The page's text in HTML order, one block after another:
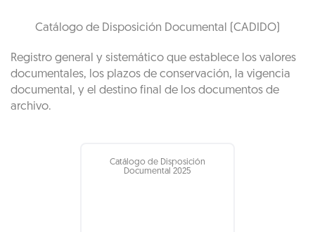
Catálogo de Disposición Documental (CADIDO)
Registro general y sistemático que establece los valores
documentales, los plazos de conservación, la vigencia
documental, y el destino final de los documentos de
archivo.
Catálogo de Disposición
Documental 2025